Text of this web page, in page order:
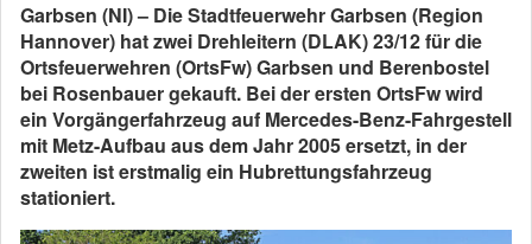
Garbsen (NI) – Die Stadtfeuerwehr Garbsen (Region
Hannover) hat zwei Drehleitern (DLAK) 23/12 für die
Ortsfeuerwehren (OrtsFw) Garbsen und Berenbostel
bei Rosenbauer gekauft. Bei der ersten OrtsFw wird
ein Vorgängerfahrzeug auf Mercedes-Benz-Fahrgestell
mit Metz-Aufbau aus dem Jahr 2005 ersetzt, in der
zweiten ist erstmalig ein Hubrettungsfahrzeug
stationiert.